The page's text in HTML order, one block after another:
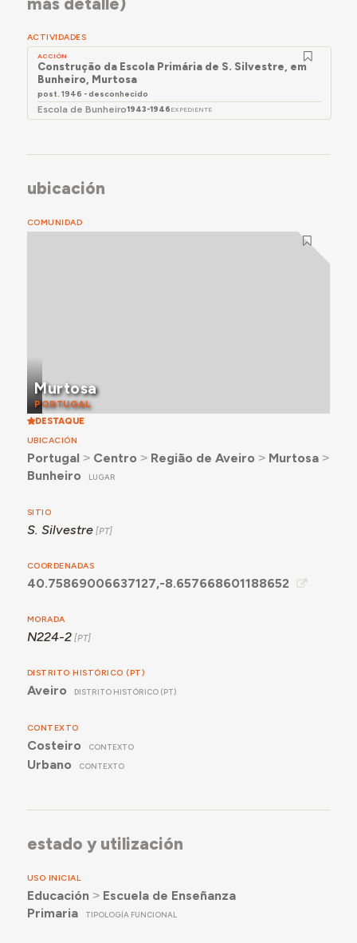
ACTIVIDADES
ACCIÓN
Construção da Escola Primária de S. Silvestre, em
Bunheiro, Murtosa
post. 1946 - desconhecido
Escola de Bunheiro1943-1946 EXPEDIENTE
ubicación
COMUNIDAD
Murtosa
PORTUGAL
DESTAQUE
UBICACIÓN
Portugal ˃ Centro ˃ Região de Aveiro ˃ Murtosa˃
Bunheiro
LUGAR
SITIO
S. Silvestre
COORDENADAS
40.75869006637127,-8.657668601188652
MORADA
N224-2
DISTRITO HISTÓRICO (PT)
Aveiro DISTRITO HISTÓRICO (PT)
CONTEXTO
Costeiro CONTEXTO
Urbano CONTEXTO
estado y utilización
USO INICIAL
Educación ˃ Escuela de Enseñanza
Primaria
TIPOLOGÍA FUNCIONAL